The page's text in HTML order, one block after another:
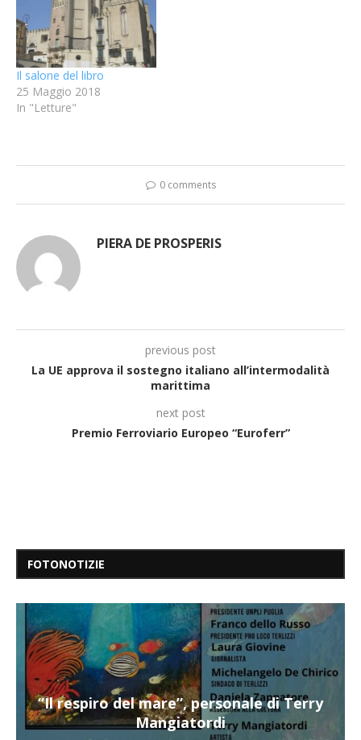
Il salone del libro
25 Maggio 2018
In "Letture"
0 comments
PIERA DE PROSPERIS
previous post
La UE approva il sostegno italiano all’intermodalità
marittima
next post
Premio Ferroviario Europeo “Euroferr”
FOTONOTIZIE
“Il respiro del mare”, personale di Terry
Mangiatordi